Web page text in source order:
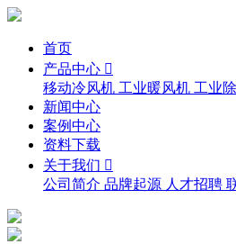
首页
产品中心 
移动冷风机 工业暖风机 工业
新闻中心
案例中心
资料下载
关于我们 
公司简介 品牌起源 人才招聘